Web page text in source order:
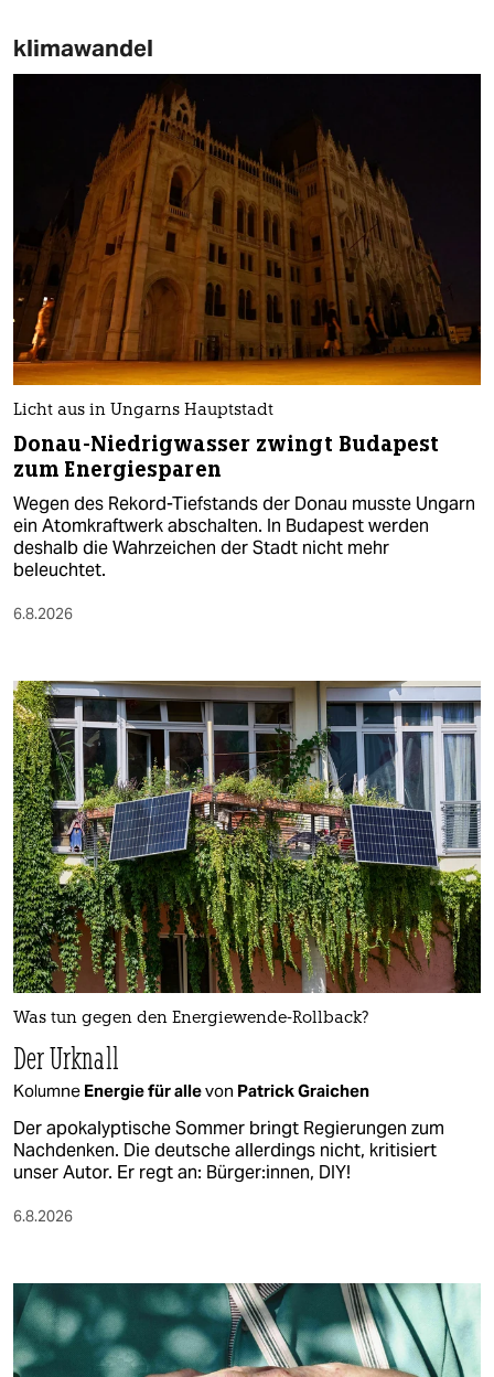
klimawandel
Licht aus in Ungarns Hauptstadt
Donau-Niedrigwasser zwingt Budapest
zum Energiesparen
Wegen des Rekord-Tiefstands der Donau musste Ungarn
ein Atomkraftwerk abschalten. In Budapest werden
deshalb die Wahrzeichen der Stadt nicht mehr
beleuchtet.
6.8.2026
Was tun gegen den Energiewende-Rollback?
Der Urknall
Kolumne Energie für allevon Patrick Graichen
Der apokalyptische Sommer bringt Regierungen zum
Nachdenken. Die deutsche allerdings nicht, kritisiert
unser Autor. Er regt an: Bürger:innen, DIY!
6.8.2026